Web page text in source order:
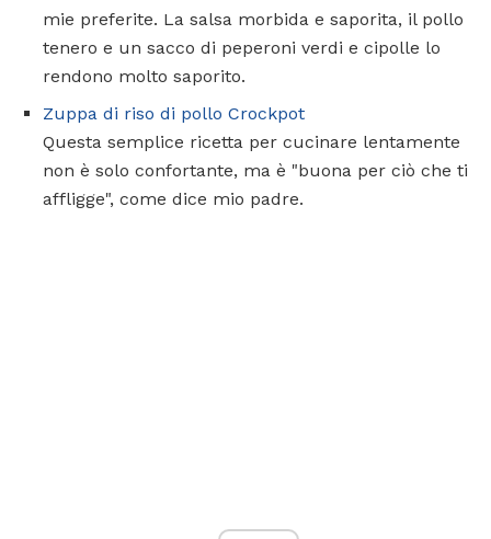
mie preferite. La salsa morbida e saporita, il pollo
tenero e un sacco di peperoni verdi e cipolle lo
rendono molto saporito.
Zuppa di riso di pollo Crockpot
Questa semplice ricetta per cucinare lentamente
non è solo confortante, ma è "buona per ciò che ti
affligge", come dice mio padre.